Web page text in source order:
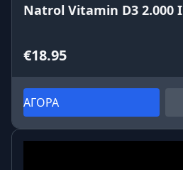
Natrol Vitamin D3 2.000 I
€18.95
ΑΓΟΡΑ